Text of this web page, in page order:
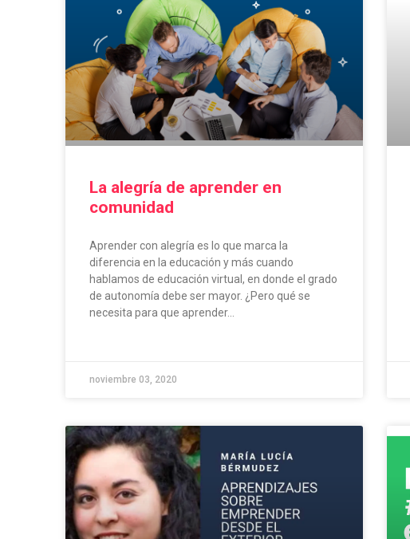
La alegría de aprender en
comunidad
Aprender con alegría es lo que marca la
diferencia en la educación y más cuando
hablamos de educación virtual, en donde el grado
de autonomía debe ser mayor. ¿Pero qué se
necesita para que aprender...
noviembre 03, 2020